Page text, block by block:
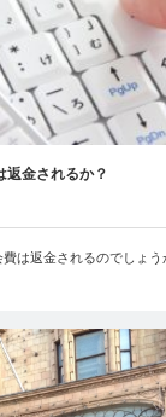
金されるか？
は返金されるのでしょ